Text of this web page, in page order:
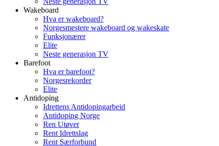
Wakeboard
Hva er wakeboard?
Norgesmestere wakeboard og wakeskate
Funksjonærer
Elite
Neste generasjon TV
Barefoot
Hva er barefoot?
Norgesrekorder
Elite
Antidoping
Idrettens Antidopingarbeid
Antidoping Norge
Ren Utøver
Rent Idrettslag
Rent Særforbund